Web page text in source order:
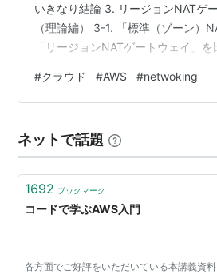
いきなり結論 3. リージョンNATゲ
（理論編） 3-1. 「標準（ゾーン）
「リージョンNATゲートウェイ」
ウェイの料金 3-4. 標準NATゲート
NATゲートウェイへの変換 4. リー
作成＆検証 ① 初期構成 ② リージ…
#クラウド #AWS #netwoking
ネットで話題
1692 ブックマーク
コードで学ぶAWS入門
各方面でご好評をいただいている本講義資料